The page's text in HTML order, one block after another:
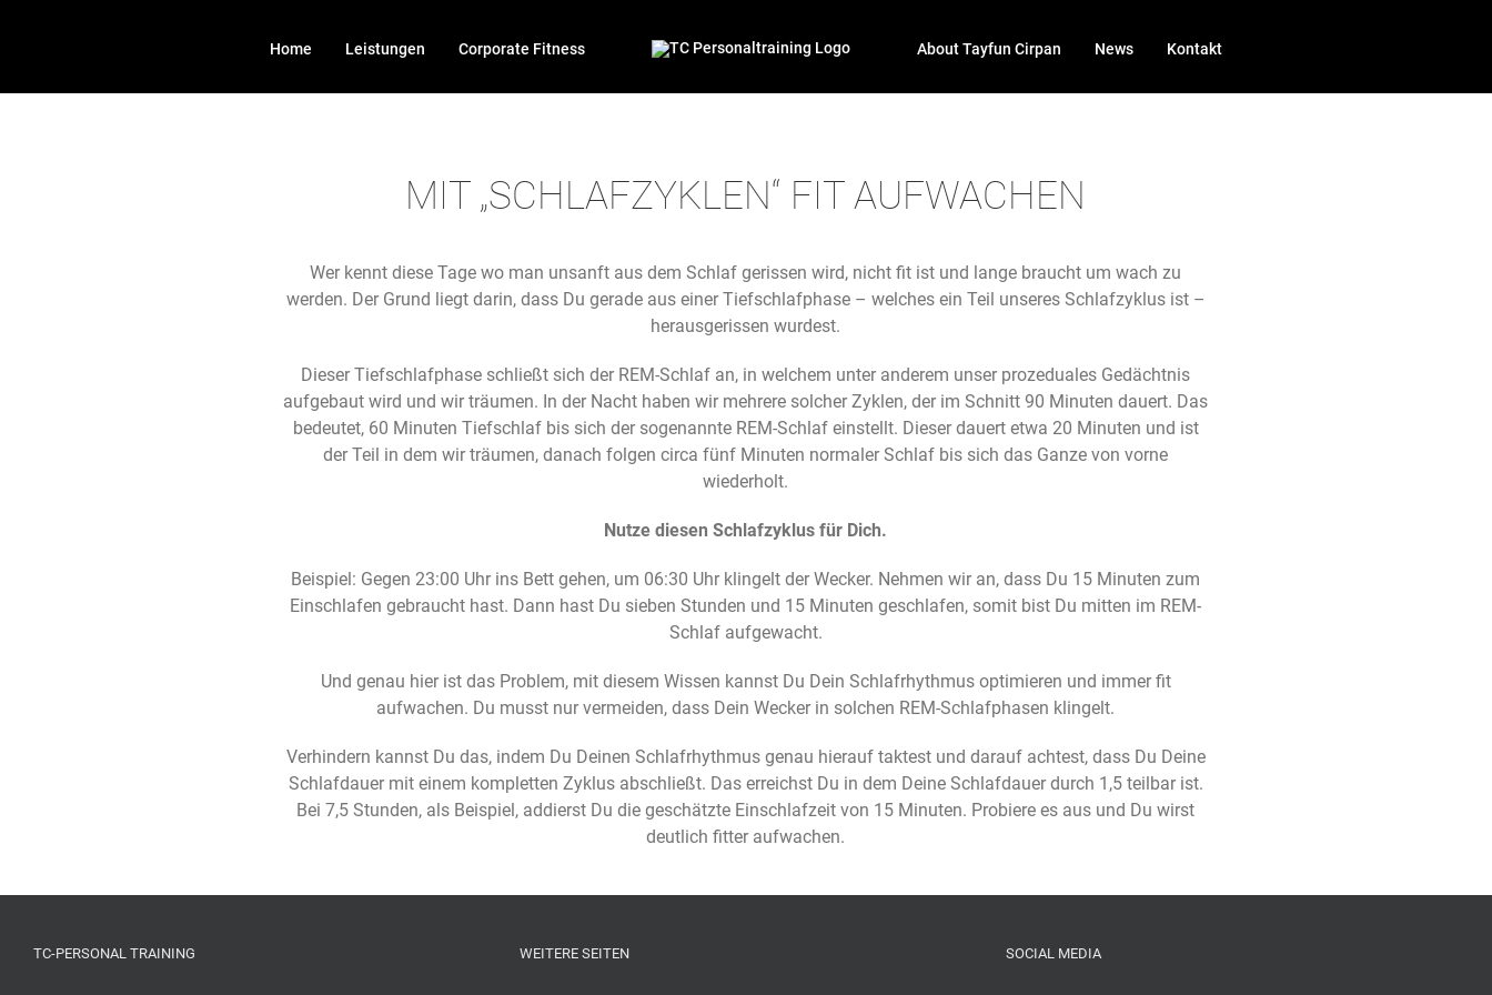
Home Leistungen Corporate Fitness About Tayfun Cirpan News Kontakt
MIT „SCHLAFZYKLEN“ FIT AUFWACHEN
Wer kennt diese Tage wo man unsanft aus dem Schlaf gerissen wird, nicht fit ist und lange braucht um wach zu
werden. Der Grund liegt darin, dass Du gerade aus einer Tiefschlafphase – welches ein Teil unseres Schlafzyklus ist –
herausgerissen wurdest.
Dieser Tiefschlafphase schließt sich der REM-Schlaf an, in welchem unter anderem unser prozeduales Gedächtnis
aufgebaut wird und wir träumen. In der Nacht haben wir mehrere solcher Zyklen, der im Schnitt 90 Minuten dauert. Das
bedeutet, 60 Minuten Tiefschlaf bis sich der sogenannte REM-Schlaf einstellt. Dieser dauert etwa 20 Minuten und ist
der Teil in dem wir träumen, danach folgen circa fünf Minuten normaler Schlaf bis sich das Ganze von vorne
wiederholt.
Nutze diesen Schlafzyklus für Dich.
Beispiel: Gegen 23:00 Uhr ins Bett gehen, um 06:30 Uhr klingelt der Wecker. Nehmen wir an, dass Du 15 Minuten zum
Einschlafen gebraucht hast. Dann hast Du sieben Stunden und 15 Minuten geschlafen, somit bist Du mitten im REM-
Schlaf aufgewacht.
Und genau hier ist das Problem, mit diesem Wissen kannst Du Dein Schlafrhythmus optimieren und immer fit
aufwachen. Du musst nur vermeiden, dass Dein Wecker in solchen REM-Schlafphasen klingelt.
Verhindern kannst Du das, indem Du Deinen Schlafrhythmus genau hierauf taktest und darauf achtest, dass Du Deine
Schlafdauer mit einem kompletten Zyklus abschließt. Das erreichst Du in dem Deine Schlafdauer durch 1,5 teilbar ist.
Bei 7,5 Stunden, als Beispiel, addierst Du die geschätzte Einschlafzeit von 15 Minuten. Probiere es aus und Du wirst
deutlich fitter aufwachen.
TC-PERSONAL TRAINING WEITERE SEITEN SOCIAL MEDIA